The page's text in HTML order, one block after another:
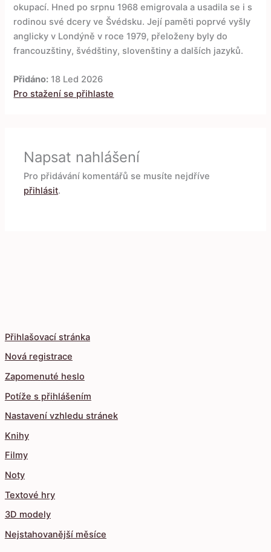
Přihlašovací stránka
Nová registrace
Zapomenuté heslo
Potíže s přihlášením
Nastavení vzhledu stránek
Knihy
Filmy
Noty
Textové hry
3D modely
Nejstahovanější měsíce
okupací. Hned po srpnu 1968 emigrovala a usadila se i s
rodinou své dcery ve Švédsku. Její paměti poprvé vyšly
anglicky v Londýně v roce 1979, přeloženy byly do
francouzštiny, švédštiny, slovenštiny a dalších jazyků.
Přidáno: 18 Led 2026
Pro stažení se přihlaste
Napsat nahlášení
Pro přidávání komentářů se musíte nejdříve
přihlásit.